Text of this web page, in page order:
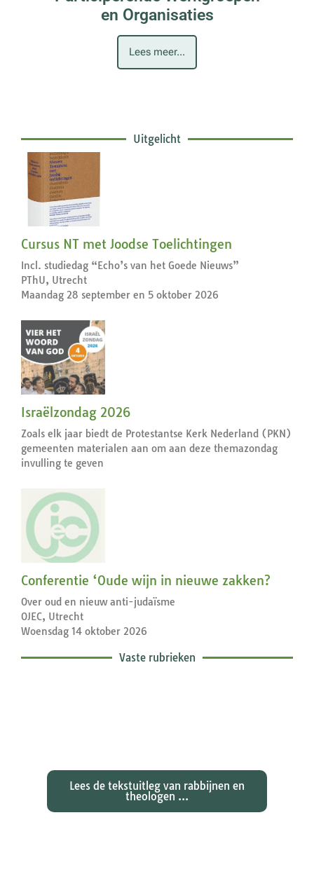
en Organisaties
Lees meer...
Uitgelicht
Cursus NT met Joodse Toelichtingen
Incl. studiedag “Echo’s van het Goede Nieuws”
PThU, Utrecht
Maandag 28 september en 5 oktober 2026
Israëlzondag 2026
Zoals elk jaar biedt de Protestantse Kerk Nederland (PKN)
gemeenten materialen aan om aan deze themazondag
invulling te geven
Conferentie ‘Oude wijn in nieuwe zakken?
Over oud en nieuw anti-judaïsme
OJEC, Utrecht
Woensdag 14 oktober 2026
Vaste rubrieken
Lees de tekstuitleg van rabbijnen en
theologen ...